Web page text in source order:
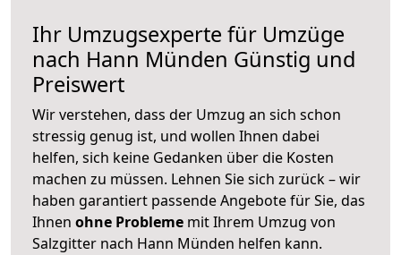
Ihr Umzugsexperte für Umzüge
nach Hann Münden Günstig und
Preiswert
Wir verstehen, dass der Umzug an sich schon
stressig genug ist, und wollen Ihnen dabei
helfen, sich keine Gedanken über die Kosten
machen zu müssen. Lehnen Sie sich zurück – wir
haben garantiert passende Angebote für Sie, das
Ihnen ohne Probleme mit Ihrem Umzug von
Salzgitter nach Hann Münden helfen kann.